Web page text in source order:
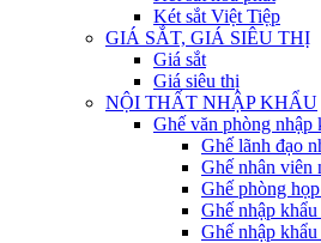
Két sắt Việt Tiệp
GIÁ SẮT, GIÁ SIÊU THỊ
Giá sắt
Giá siêu thị
NỘI THẤT NHẬP KHẨU
Ghế văn phòng nhập
Ghế lãnh đạo
Ghế nhân viên
Ghế phòng
Ghế nhập
Ghế nhập